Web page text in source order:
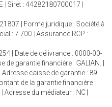
| Siret : 44282180700017 |
| Forme juridique : Société à
: 7 700 | Assurance RCP :
| Date de délivrance : 0000-00-
de garantie financière : GALIAN. |
Adresse caisse de garantie : 89
de la garantie financière :
du médiateur : NC |